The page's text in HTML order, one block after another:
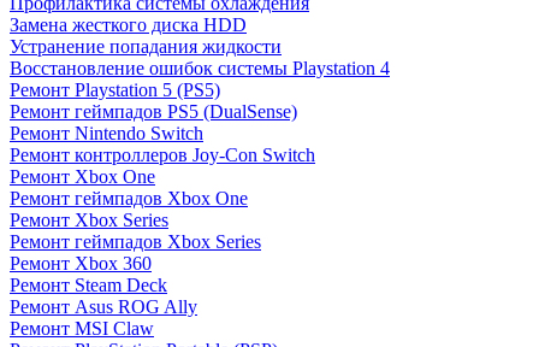
Замена жесткого диска HDD
Устранение попадания жидкости
Восстановление ошибок системы Playstation 4
Ремонт Playstation 5 (PS5)
Ремонт геймпадов PS5 (DualSense)
Ремонт Nintendo Switch
Ремонт контроллеров Joy-Con Switch
Ремонт Xbox One
Ремонт геймпадов Xbox One
Ремонт Xbox Series
Ремонт геймпадов Xbox Series
Ремонт Xbox 360
Ремонт Steam Deck
Ремонт Asus ROG Ally
Ремонт MSI Claw